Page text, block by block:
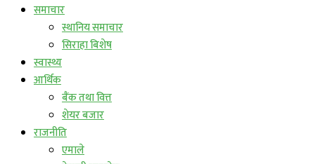
समाचार
स्थानिय समाचार
सिराहा बिशेष
स्वास्थ्य
आर्थिक
बैंक तथा वित्त
शेयर बजार
राजनीति
एमाले